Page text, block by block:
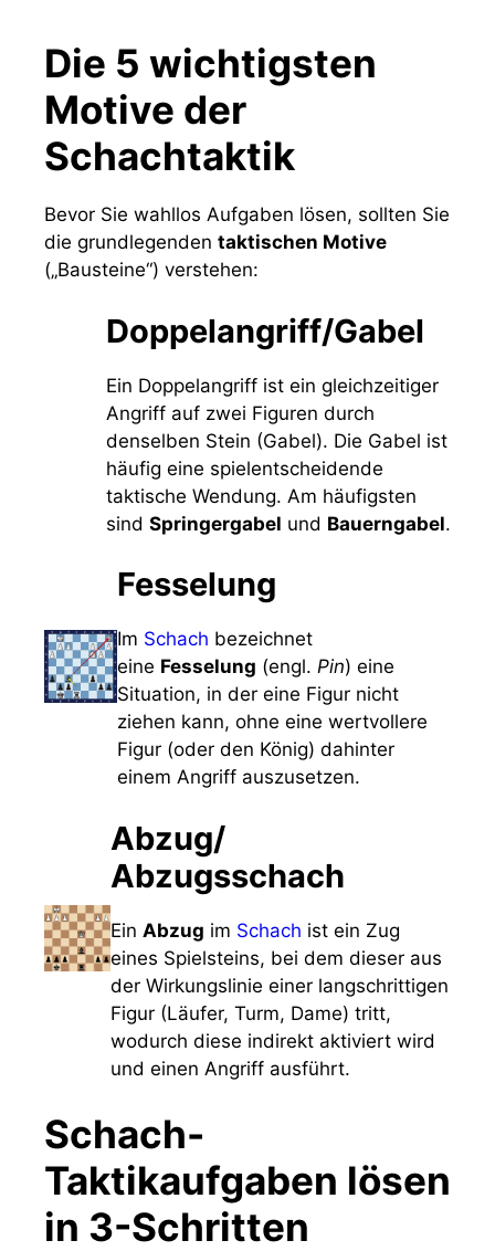
Die 5 wichtigsten
Motive der
Schachtaktik
Bevor Sie wahllos Aufgaben lösen, sollten Sie
die grundlegenden taktischen Motive
(„Bausteine“) verstehen:
Doppelangriff/Gabel
Ein Doppelangriff ist ein gleichzeitiger
Angriff auf zwei Figuren durch
denselben Stein (Gabel). Die Gabel ist
häufig eine spielentscheidende
taktische Wendung. Am häufigsten
sind Springergabel und Bauerngabel.
Fesselung
Im Schach bezeichnet
eine Fesselung (engl.Pin) eine
Situation, in der eine Figur nicht
ziehen kann, ohne eine wertvollere
Figur (oder den König) dahinter
einem Angriff auszusetzen.
Abzug/
Abzugsschach
Ein Abzug im Schach ist ein Zug
eines Spielsteins, bei dem dieser aus
der Wirkungslinie einer langschrittigen
Figur (Läufer, Turm, Dame) tritt,
wodurch diese indirekt aktiviert wird
und einen Angriff ausführt.
Schach-
Taktikaufgaben lösen
in 3-Schritten